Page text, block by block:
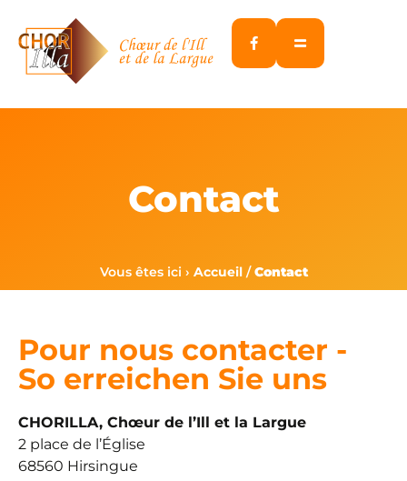
Contact
Vous êtes ici › Accueil/Contact
Pour nous contacter -
So erreichen Sie uns
CHORILLA, Chœur de l’Ill et la Largue
2 place de l’Église
68560 Hirsingue